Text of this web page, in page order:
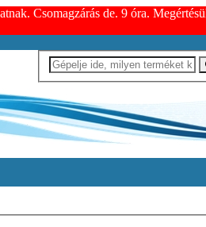
Csomagzárás de. 9 óra.